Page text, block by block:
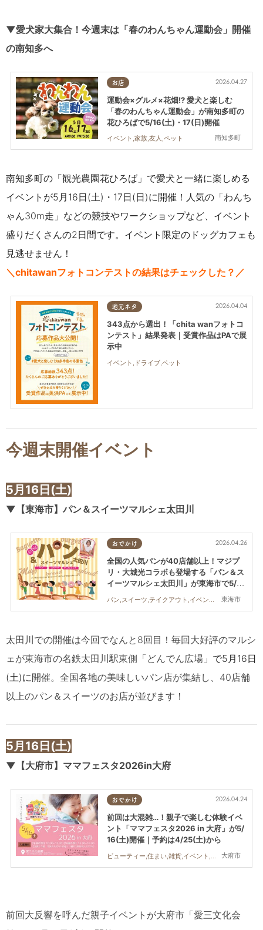
▼愛犬家大集合！今週末は「春のわんちゃん運動会」開催
の南知多へ
お店
南知多町
2026.04.27
運動会×グルメ×花畑!? 愛犬と楽しむ
「春のわんちゃん運動会」が南知多町の
花ひろばで5/16(土)・17(日)開催
イベント,家族,友人,ペット
南知多町の「観光農園花ひろば」で愛犬と一緒に楽しめる
イベントが5月16日(土)・17日(日)に開催！人気の 「わんち
ゃん30m走」などの競技やワークショップなど、イベント
盛りだくさんの2日間です。イベント限定のドッグカフェも
見逃せません！
＼chitawanフォトコンテストの結果はチェックした？／
地元ネタ 2026.04.04
343点から選出！「chita wanフォトコ
ンテスト」結果発表｜受賞作品はPAで展
示中
イベント,ドライブ,ペット
今週末開催イベント
5月16日(土)
▼ 【東海市】 パン＆スイーツマルシェ太田川
おでかけ
東海市
2026.04.26
全国の人気パンが40店舗以上！マジプ
リ・大城光コラボも登場する「パン＆ス
イーツマルシェ太田川」が東海市で5/16
パン,スイーツ,テイクアウト,イベント,家族,友人
太田川での開催は今回でなんと8回目！毎回大好評のマルシ
ェが東海市の名鉄太田川駅東側「どんでん広場」 で5月16日
(土)に開催。全国各地の美味しいパン店が集結し、40店舗
以上のパン＆スイーツのお店が並びます！
5月16日(土)
▼ 【大府市】ママフェスタ2026in大府
おでかけ
大府市
2026.04.24
前回は大混雑…！親子で楽しむ体験イベ
ント「ママフェスタ2026 in 大府」が5/
16(土)開催｜予約は4/25(土)から
ビューティー,住まい,雑貨,イベント,まちネタ,親子,KURUTOHP
前回大反響を呼んだ親子イベントが大府市「愛三文化会